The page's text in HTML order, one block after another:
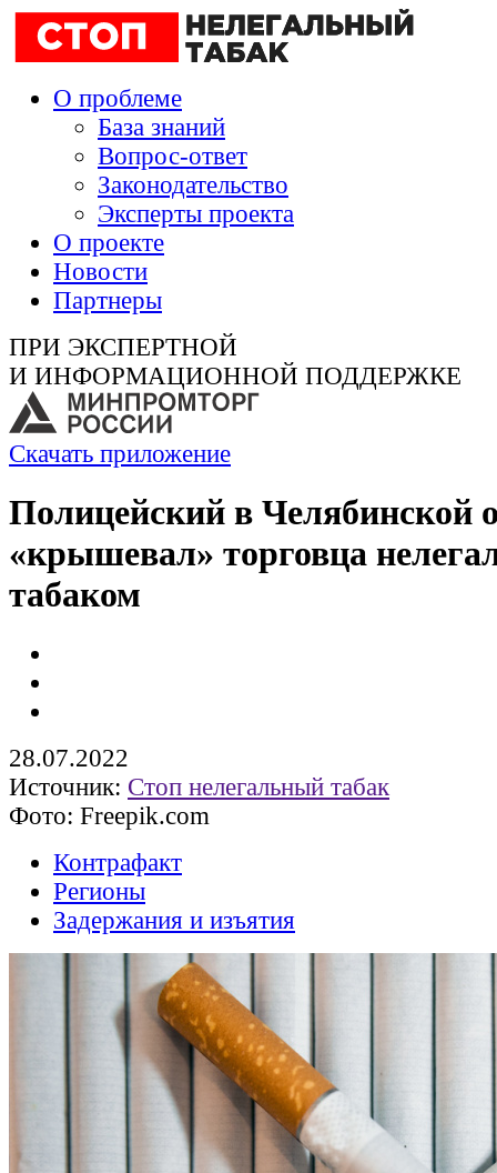
О проблеме
База знаний
Вопрос-ответ
Законодательство
Эксперты проекта
О проекте
Новости
Партнеры
ПРИ ЭКСПЕРТНОЙ
И ИНФОРМАЦИОННОЙ ПОДДЕРЖКЕ
Скачать приложение
Полицейский в Челябинской
«крышевал» торговца
табаком
28.07.2022
Источник: Стоп нелегальный табак
Фото: Freepik.com
Контрафакт
Регионы
Задержания и изъятия